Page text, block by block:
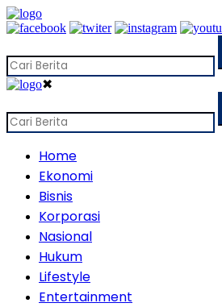
✖
Home
Ekonomi
Bisnis
Korporasi
Nasional
Hukum
Lifestyle
Entertainment